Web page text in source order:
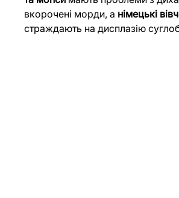
вкорочені морди, а німецькі
страждають на дисплазію